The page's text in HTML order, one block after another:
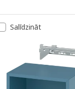
EKET,
Salīdzināt